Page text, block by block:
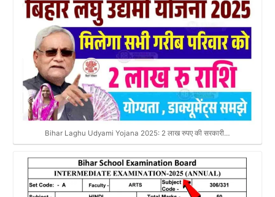
Bihar Laghu Udyami Yojana 2025: 2 लाख रुपए की सरकारी…